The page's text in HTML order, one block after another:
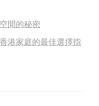
間的秘密
港家庭的最佳選擇指